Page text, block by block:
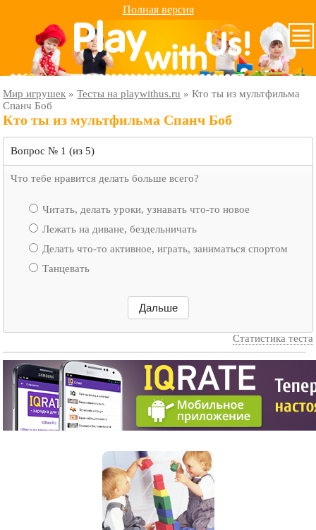
Полная версия
Мир игрушек »Тесты на playwithus.ru »Кто ты из мультфильма
Спанч Боб
Кто ты из мультфильма Спанч Боб
Вопрос № 1 (из 5)
Что тебе нравится делать больше всего?
Читать, делать уроки, узнавать что-то новое
Лежать на диване, бездельничать
Делать что-то активное, играть, заниматься спортом
Танцевать
Cтатистика теста